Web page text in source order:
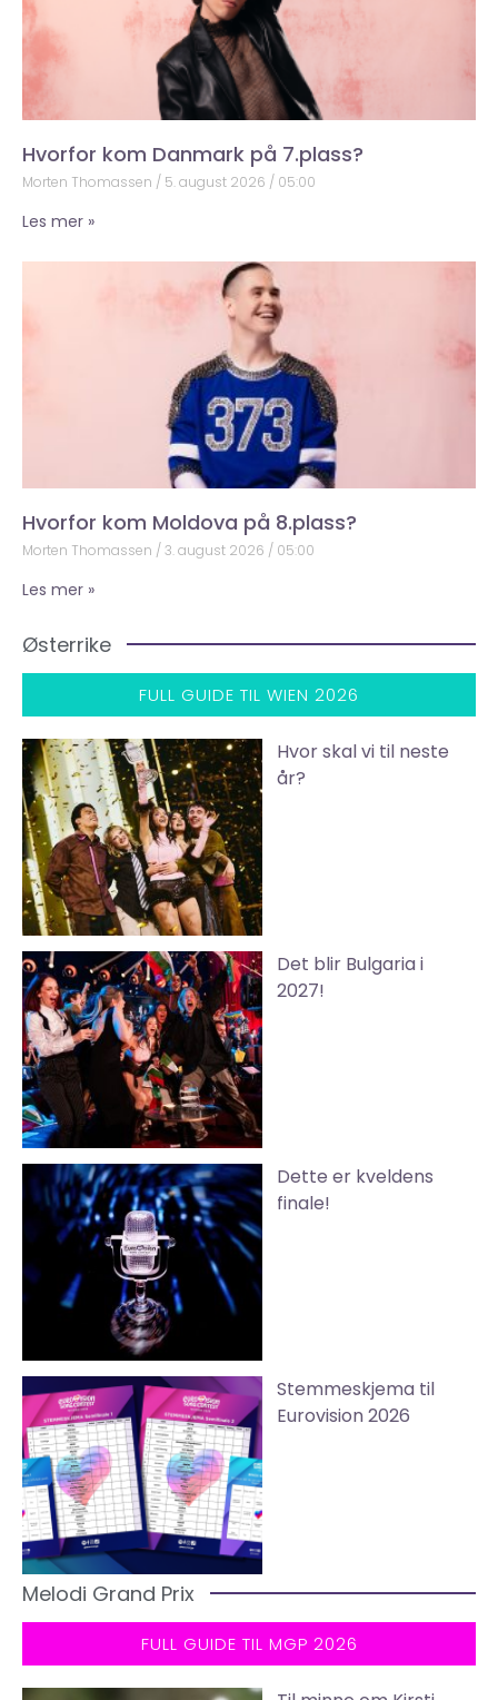
Hvorfor kom Danmark på 7.plass?
Morten Thomassen 5. august 2026 05:00
Les mer »
Hvorfor kom Moldova på 8.plass?
Morten Thomassen 3. august 2026 05:00
Les mer »
Østerrike
FULL GUIDE TIL WIEN 2026
Hvor skal vi til neste
år?
Det blir Bulgaria i
2027!
Dette er kveldens
finale!
Stemmeskjema til
Eurovision 2026
Melodi Grand Prix
FULL GUIDE TIL MGP 2026